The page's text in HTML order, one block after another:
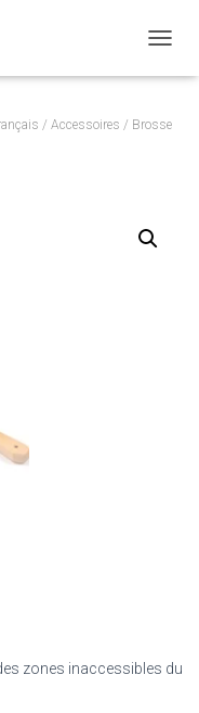
/ Accessoires / Brosse
zones inaccessibles du